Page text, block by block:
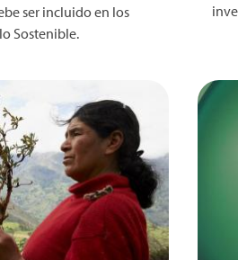
ser incluido en los
Sostenible.